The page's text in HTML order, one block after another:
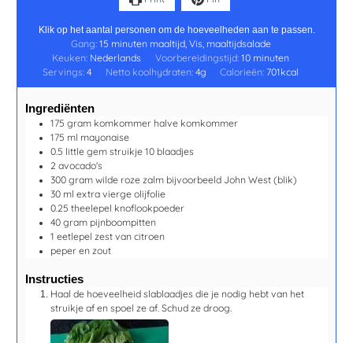
Klik op het aantal personen om de hoeveelheden aan te passen.
Gang: 15 minuten maaltijd, Vis, maaltijdsalade
Keuken: Nederlands Voorbereidingstijd: 10 minuten
Servings: 4 Netto koolhydraten: 4g Calorieën: 701kcal
Ingrediënten
175 gram komkommer halve komkommer
175 ml mayonaise
0.5 little gem struikje 10 blaadjes
2 avocado's
300 gram wilde roze zalm bijvoorbeeld John West (blik)
30 ml extra vierge olijfolie
0.25 theelepel knoflookpoeder
40 gram pijnboompitten
1 eetlepel zest van citroen
peper en zout
Instructies
Haal de hoeveelheid slablaadjes die je nodig hebt van het
struikje af en spoel ze af. Schud ze droog.